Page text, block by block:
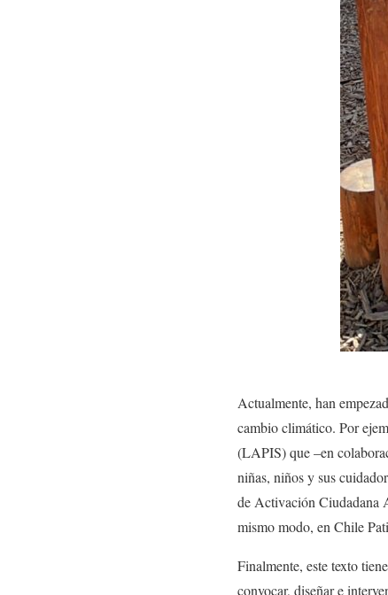
Actualmente, han
cambio climático. Por
(LAPIS) que –en
niñas, niños y sus
de Activación Ciudadana
mismo modo, en Chile
Finalmente, este texto
convocar, diseñar e